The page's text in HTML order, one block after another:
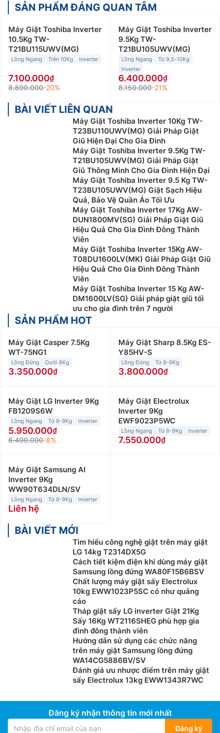
SẢN PHẨM ĐÁNG QUAN TÂM
Máy Giặt Toshiba Inverter
10.5Kg TW-
T21BU115UWV(MG)
Lồng Ngang Trên 10Kg Inverter
7.100.000
8.890.000-20%
Máy Giặt Toshiba Inverter
9.5Kg TW-
T21BU105UWV(MG)
Lồng Ngang
Từ 9,5-10Kg
Inverter
6.400.000
8.150.000-21%
BÀI VIẾT LIÊN QUAN
Máy Giặt Toshiba Inverter 10Kg TW-
T23BU110UWV(MG) Giải Pháp Giặt
Giũ Hiện Đại Cho Gia Đình
Máy Giặt Toshiba Inverter 9.5Kg TW-
T21BU105UWV(MG) Giải Pháp Giặt
Giũ Thông Minh Cho Gia Đình Hiện Đại
Máy Giặt Toshiba Inverter 9.5 Kg TW-
T23BU105UWV(MG) Giặt Sạch Hiệu
Quả, Bảo Vệ Quần Áo Tối Ưu
Máy Giặt Toshiba Inverter 17Kg AW-
DUN1800MV(SG) Giải Pháp Giặt Giũ
Hiệu Quả Cho Gia Đình Đông Thành
Viên
Máy Giặt Toshiba Inverter 15Kg AW-
T08DU1600LV(MK) Giải Pháp Giặt Giũ
Hiệu Quả Cho Gia Đình Đông Thành
Viên
Máy Giặt Toshiba Inverter 15 Kg AW-
DM1600LV(SG) Giải pháp giặt giũ tối
ưu cho gia đình trên 7 người
SẢN PHẨM HOT
Máy Giặt Casper 7.5Kg
WT-75NG1
Lồng Đứng Dưới 8Kg
3.350.000
Máy Giặt Sharp 8.5Kg ES-
Y85HV-S
Lồng Đứng Từ 8-9Kg
3.800.000
Máy Giặt LG Inverter 9Kg
FB1209S6W
Lồng Ngang Từ 8-9Kg Inverter
5.950.000
6.490.000-8%
Máy Giặt Electrolux
Inverter 9Kg
EWF9023P5WC
Lồng Ngang Từ 8-9Kg Inverter
7.550.000
Máy Giặt Samsung AI
Inverter 9Kg
WW90T634DLN/SV
Lồng Ngang Từ 8-9Kg Inverter
Liên hệ
BÀI VIẾT MỚI
Tìm hiểu công nghệ giặt trên máy giặt
LG 14kg T2314DX5G
Cách tiết kiệm điện khi dùng máy giặt
Samsung lồng đứng WA80F15B6BSV
Chất lượng máy giặt sấy Electrolux
10kg EWW1023P5SC có như quảng
cáo
Tháp giặt sấy LG inverter Giặt 21Kg
Sấy 16Kg WT2116SHEG phù hợp gia
đình đông thành viên
Hướng dẫn sử dụng các chức năng
trên máy giặt Samsung lồng đứng
WA14CG5886BV/SV
Đánh giá ưu nhược điểm trên máy giặt
sấy Electrolux 13kg EWW1343R7WC
Đăng ký nhận thông tin mới nhất
Đăng ký